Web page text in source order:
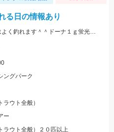
日の情報あり
爆釣予報5/30（月）。大会の次の日はよく釣れます＾＾ドーナ１ｇ蛍光ザキヤマメやミノーなどがオススメ。
ングパーク
ラウト全般）
ー
ラウト全般）２０匹以上